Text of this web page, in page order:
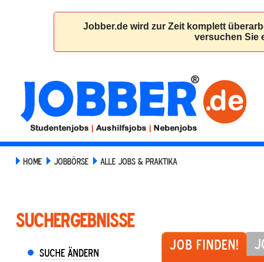
HOME JOBBÖRSE ALLE JOBS & PRAKTIKA
Job finden!
Suchergebnisse
Suche ändern